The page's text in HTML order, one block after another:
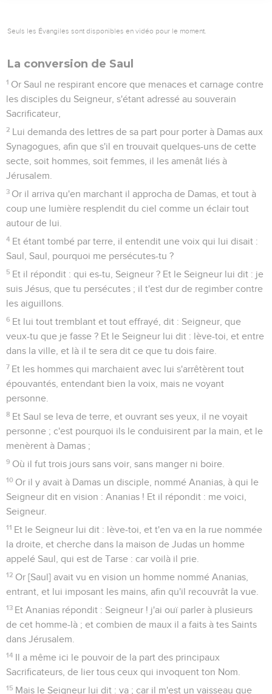
Seuls les Évangiles sont disponibles en vidéo pour le moment.
La conversion de Saul
1 Or Saul ne respirant encore que menaces et carnage contre
les disciples du Seigneur, s'étant adressé au souverain
Sacrificateur,
2 Lui demanda des lettres de sa part pour porter à Damas aux
Synagogues, afin que s'il en trouvait quelques-uns de cette
secte, soit hommes, soit femmes, il les amenât liés à
Jérusalem.
3 Or il arriva qu'en marchant il approcha de Damas, et tout à
coup une lumière resplendit du ciel comme un éclair tout
autour de lui.
4 Et étant tombé par terre, il entendit une voix qui lui disait :
Saul, Saul, pourquoi me persécutes-tu ?
5 Et il répondit : qui es-tu, Seigneur ? Et le Seigneur lui dit : je
suis Jésus, que tu persécutes ; il t'est dur de regimber contre
les aiguillons.
6 Et lui tout tremblant et tout effrayé, dit : Seigneur, que
veux-tu que je fasse ? Et le Seigneur lui dit : lève-toi, et entre
dans la ville, et là il te sera dit ce que tu dois faire.
7 Et les hommes qui marchaient avec lui s'arrêtèrent tout
épouvantés, entendant bien la voix, mais ne voyant
personne.
8 Et Saul se leva de terre, et ouvrant ses yeux, il ne voyait
personne ; c'est pourquoi ils le conduisirent par la main, et le
menèrent à Damas ;
9 Où il fut trois jours sans voir, sans manger ni boire.
10 Or il y avait à Damas un disciple, nommé Ananias, à qui le
Seigneur dit en vision : Ananias ! Et il répondit : me voici,
Seigneur.
11 Et le Seigneur lui dit : lève-toi, et t'en va en la rue nommée
la droite, et cherche dans la maison de Judas un homme
appelé Saul, qui est de Tarse : car voilà il prie.
12 Or [Saul] avait vu en vision un homme nommé Ananias,
entrant, et lui imposant les mains, afin qu'il recouvrât la vue.
13 Et Ananias répondit : Seigneur ! j'ai ouï parler à plusieurs
de cet homme-là ; et combien de maux il a faits à tes Saints
dans Jérusalem.
14 Il a même ici le pouvoir de la part des principaux
Sacrificateurs, de lier tous ceux qui invoquent ton Nom.
15 Mais le Seigneur lui dit : va ; car il m'est un vaisseau que